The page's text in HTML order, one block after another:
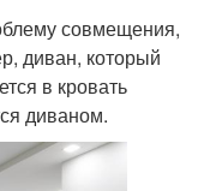
совмещения,
диван, который
в кровать
диваном.